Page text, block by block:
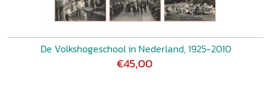
De Volkshogeschool in Nederland, 1925-2010
€45,00